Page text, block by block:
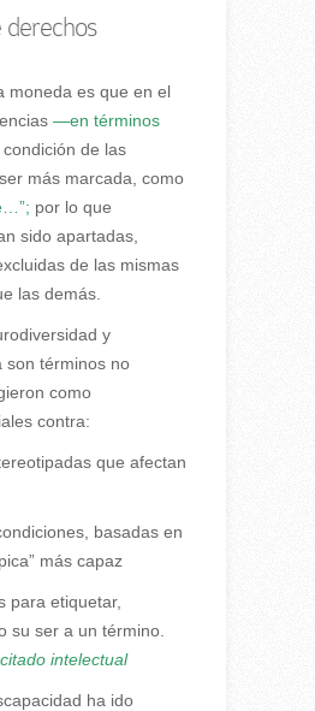
derechos
moneda es que en el
—en términos
de las
más marcada, como
por lo que
sido apartadas,
de las mismas
las demás.
y
son términos no
como
contra:
que afectan
basadas en
más capaz
para etiquetar,
su ser a un término.
intelectual
ha ido